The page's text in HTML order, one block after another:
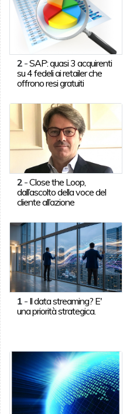
2-SAP: quasi 3 acquirenti
su 4 fedeli ai retailer che
offrono resi gratuiti
2-Close the Loop,
dall’ascolto della voce del
cliente all’azione
1- Il data streaming? E'
una priorità strategica.